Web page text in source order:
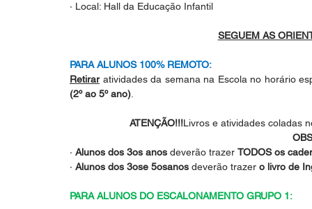
· Local: Hall da Educação Infantil
SEGUEM AS
PARA ALUNOS 100% REMOTO:
Retirar atividades da semana na Escola no horário
(2º ao 5º ano)
ATENÇÃO!!!Livros e atividades coladas
· Alunos dos 3os anos deverão trazer TODOS os
· Alunos dos 3ose 5osanos deverão trazer o livro de
PARA ALUNOS DO ESCALONAMENTO GRUPO 1: